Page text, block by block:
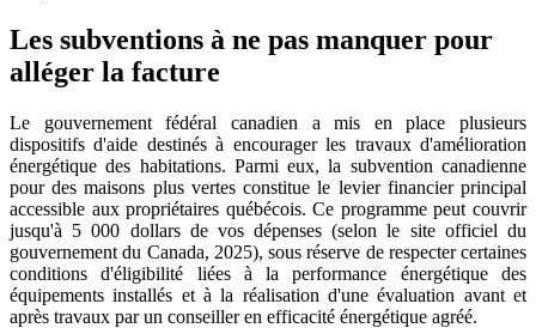
Les subventions à ne pas manquer pour
alléger la facture
Le gouvernement fédéral canadien a mis en place plusieurs
dispositifs d'aide destinés à encourager les travaux d'amélioration
énergétique des habitations. Parmi eux, la subvention canadienne
pour des maisons plus vertesconstitue le levier financier principal
accessible aux propriétaires québécois. Ce programme peut couvrir
jusqu'à 5 000 dollars de vos dépenses (selon le site officiel du
gouvernement du Canada, 2025), sous réserve de respecter certaines
conditions d'éligibilité liées à la performance énergétique des
équipements installés et à la réalisation d'une évaluation avant et
après travaux par un conseiller en efficacité énergétique agréé.